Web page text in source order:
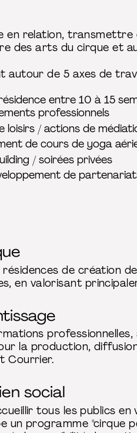
en relation,
des arts du cirque et
autour de 5 axes de
entre 10 à 15
professionnels
loisirs / actions de
de cours de yoga
/ soirées privées
de
de création
en valorisant
la production,
Courrier.
social
tous les publics
un programme